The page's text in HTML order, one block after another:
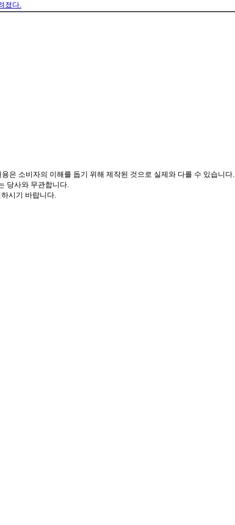
졌다.
소비자의 이해를 돕기 위해 제작된 것으로 실제와 다를 수 있습니다.
당사와 무관합니다.
시기 바랍니다.